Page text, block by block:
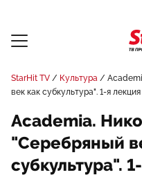
StarHit TV Культура
век как субкультура". 1-я лекция
Academia.
"Серебряный
субкультура".